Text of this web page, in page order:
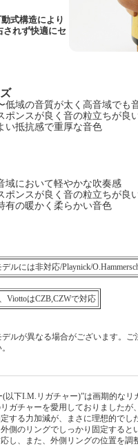
式構造により
されず快適にセ
域の音質が太く高音域でも
ンスが良く音の粒立ちが良
抵抗感で重厚な音色
において軽やかな吹奏感
ンスが良く音の粒立ちが良
の暖かく柔らかい音色
ルには非対応/Playnick/
ViottoはCZB,CZWで対応
ルが異なる場合がございます。ご
(以下I.M.リガチャー)”は画期的な
ガチャーを愛用しておりましたが
する力加減が、まさに理想的で
側のリングでしっかり固定すると
し、また、外側リングの位置を調